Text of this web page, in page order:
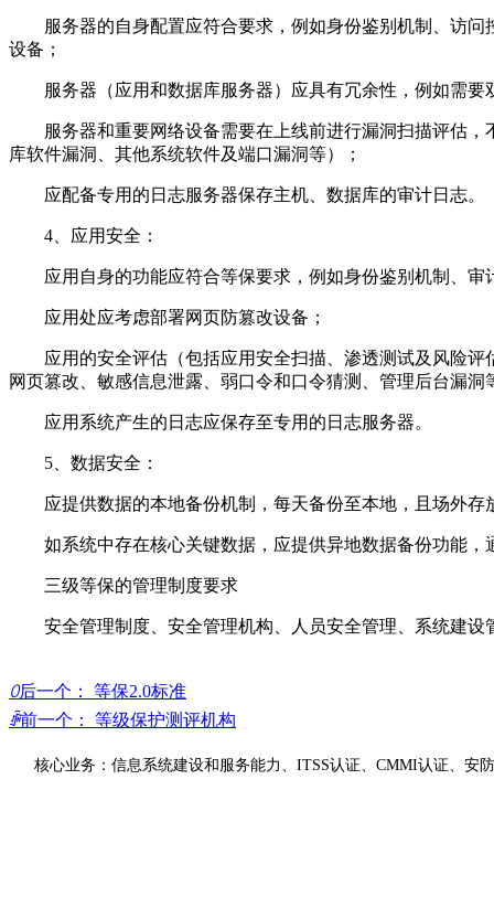
服务器的自身配置应符合要求，例如身份鉴别机制、访问
设备；
服务器（应用和数据库服务器）应具有冗余性，例如需要
服务器和重要网络设备需要在上线前进行漏洞扫描评估，
库软件漏洞、其他系统软件及端口漏洞等）；
应配备专用的日志服务器保存主机、数据库的审计日志。
4、应用安全：
应用自身的功能应符合等保要求，例如身份鉴别机制、审
应用处应考虑部署网页防篡改设备；
应用的安全评估（包括应用安全扫描、渗透测试及风险评
网页篡改、敏感信息泄露、弱口令和口令猜测、管理后台漏洞
应用系统产生的日志应保存至专用的日志服务器。
5、数据安全：
应提供数据的本地备份机制，每天备份至本地，且场外存
如系统中存在核心关键数据，应提供异地数据备份功能，
三级等保的管理制度要求
安全管理制度、安全管理机构、人员安全管理、系统建设
ꄲ后一个：
等保2.0标准
ꄴ前一个： 等级保护测评机构
核心业务：信息系统建设和服务能力、ITSS认证、CMMI认证、安